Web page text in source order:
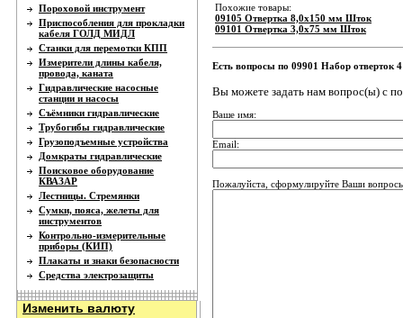
Пороховой инструмент
Приспособления для прокладки
кабеля ГОЛД МИДЛ
Станки для перемотки КПП
Измерители длины кабеля,
провода, каната
Гидравлические насосные
станции и насосы
Съёмники гидравлические
Трубогибы гидравлические
Грузоподъемные устройства
Домкраты гидравлические
Поисковое оборудование
КВАЗАР
Лестницы. Стремянки
Сумки, пояса, желеты для
инструментов
Контрольно-измерительные
приборы (КИП)
Плакаты и знаки безопасности
Средства электрозащиты
Изменить валюту
Похожие товары:
09105 Отвертка 8,0х150 мм Шток
09101 Отвертка 3,0х75 мм Шток
Есть вопросы по 09901 Набор
Вы можете задать нам вопрос(ы) с
Ваше имя:
Email:
Пожалуйста, сформулируйте Ваши